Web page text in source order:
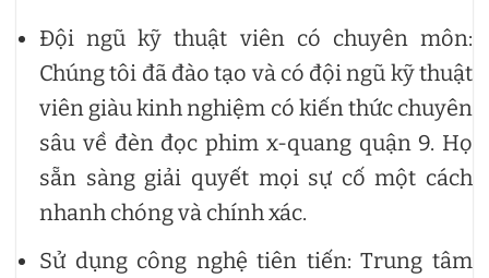
Đội ngũ kỹ thuật viên có chuyên môn:
Chúng tôi đã đào tạo và có đội ngũ kỹ thuật
viên giàu kinh nghiệm có kiến thức chuyên
sâu về đèn đọc phim x-quang quận 9. Họ
sẵn sàng giải quyết mọi sự cố một cách
nhanh chóng và chính xác.
Sử dụng công nghệ tiên tiến: Trung tâm